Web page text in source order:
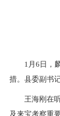
1月6日，
措。县委副书
王海刚在
及来宝考察重